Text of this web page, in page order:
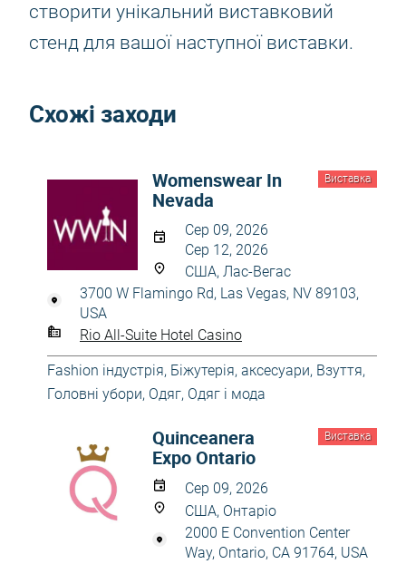
створити унікальний виставковий
стенд для вашої наступної виставки.
Схожі заходи
Виставка
Womenswear In
Nevada
Сер 09, 2026
Сер 12, 2026
США, Лас-Вегас
3700 W Flamingo Rd, Las Vegas, NV 89103,
USA
Rio All-Suite Hotel Casino
Fashion індустрія, Біжутерія, аксесуари, Взуття,
Головні убори, Одяг, Одяг і мода
Виставка
Quinceanera
Expo Ontario
Сер 09, 2026
США, Онтаріо
2000 E Convention Center
Way, Ontario, CA 91764, USA